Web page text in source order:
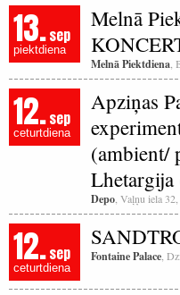
13.sep
piektdiena
Melnā
Melnā Piektdiena ,
12.sep
ceturtdiena
Apziņas
(ambient/
Depo , Vaļņu iela
12.sep
ceturtdiena
Fontaine Palace ,